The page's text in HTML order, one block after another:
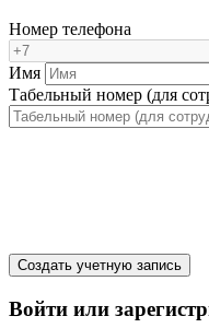
Номер телефона
Имя
Табельный номер (для
Создать учетную запись
Войти или